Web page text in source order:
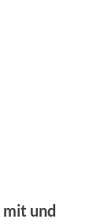
mit und